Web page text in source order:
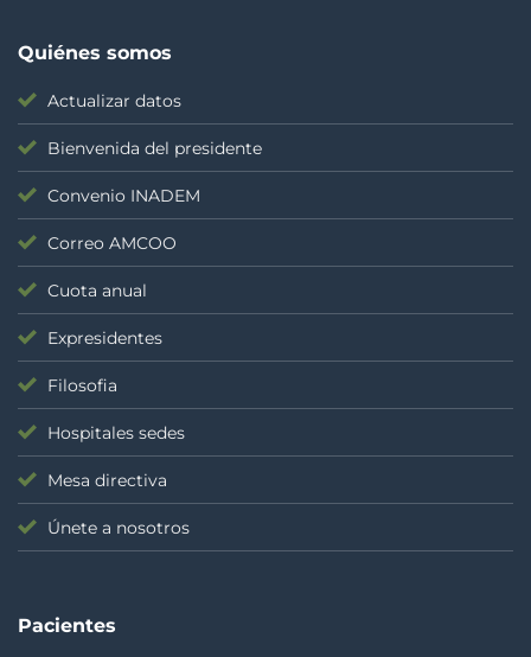
Quiénes somos
Actualizar datos
Bienvenida del presidente
Convenio INADEM
Correo AMCOO
Cuota anual
Expresidentes
Filosofia
Hospitales sedes
Mesa directiva
Únete a nosotros
Pacientes